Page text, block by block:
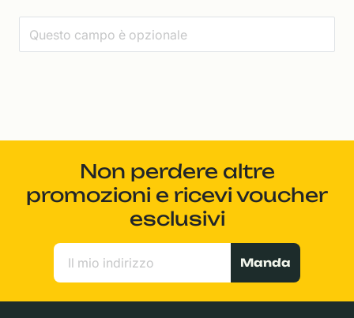
Non perdere altre
promozioni e ricevi voucher
esclusivi
Manda